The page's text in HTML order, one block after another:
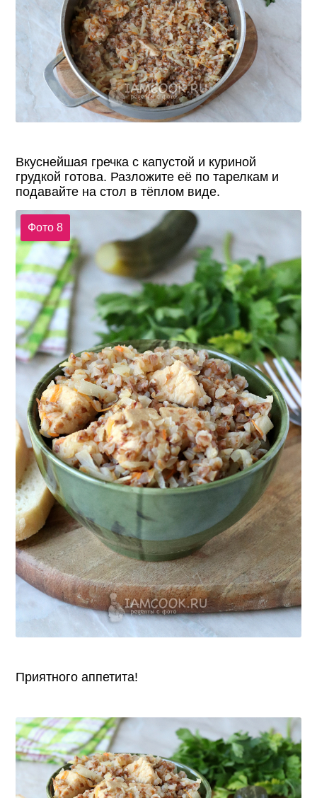
Вкуснейшая гречка с капустой и куриной
грудкой готова. Разложите её по тарелкам и
подавайте на стол в тёплом виде.
Фото 8
Приятного аппетита!